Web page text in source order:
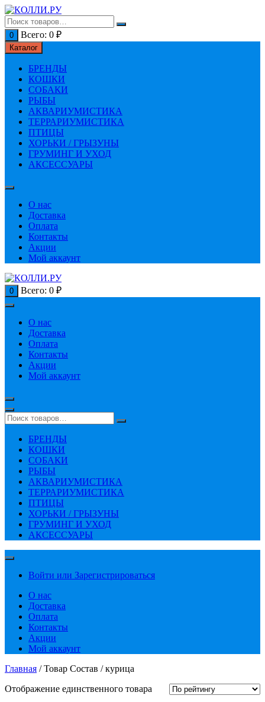
Перейти
к
содержимому
0 Всего: 0 ₽
Каталог
БРЕНДЫ
КОШКИ
СОБАКИ
РЫБЫ
АКВАРИУМИСТИКА
ТЕРРАРИУМИСТИКА
ПТИЦЫ
ХОРЬКИ / ГРЫЗУНЫ
ГРУМИНГ И УХОД
АКСЕССУАРЫ
О нас
Доставка
Оплата
Контакты
Акции
Мой аккаунт
0 Всего: 0 ₽
О нас
Доставка
Оплата
Контакты
Акции
Мой аккаунт
БРЕНДЫ
КОШКИ
СОБАКИ
РЫБЫ
АКВАРИУМИСТИКА
ТЕРРАРИУМИСТИКА
ПТИЦЫ
ХОРЬКИ / ГРЫЗУНЫ
ГРУМИНГ И УХОД
АКСЕССУАРЫ
Войти или Зарегистрироваться
О нас
Доставка
Оплата
Контакты
Акции
Мой аккаунт
Главная / Товар Состав / курица
Отображение единственного товара